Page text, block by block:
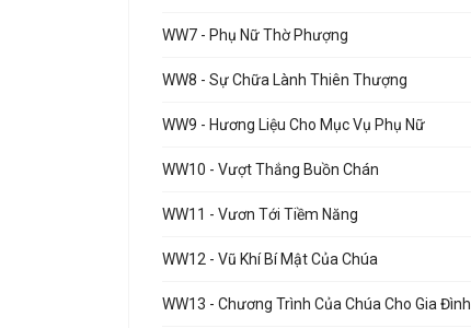
WW7 - Phụ Nữ Thờ Phượng
WW8 - Sự Chữa Lành Thiên Thượng
WW9 - Hương Liệu Cho Mục Vụ Phụ Nữ
WW10 - Vượt Thắng Buồn Chán
WW11 - Vươn Tới Tiềm Năng
WW12 - Vũ Khí Bí Mật Của Chúa
WW13 - Chương Trình Của Chúa Cho Gia Đình